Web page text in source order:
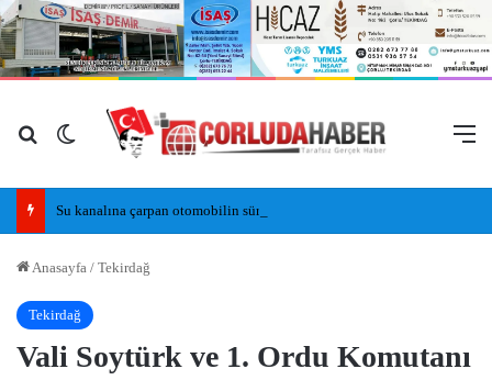
Arama yap ...
Dış görünümü değiştir
Su kanalına çarpan otomobilin sürücüsü yaralandı
Anasayfa / Tekirdağ
Tekirdağ
Vali Soytürk ve 1. Ordu Komutanı